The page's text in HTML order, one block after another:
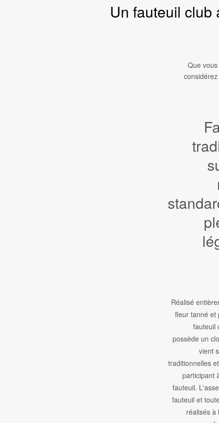
Un fauteuil club
Que
Réalisé
fleur tanné et
fauteuil
possède un
vient
traditionnelles
participant
fauteuil.
fauteuil et
réalisés à